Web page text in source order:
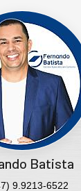
Batista
9.9213-6522